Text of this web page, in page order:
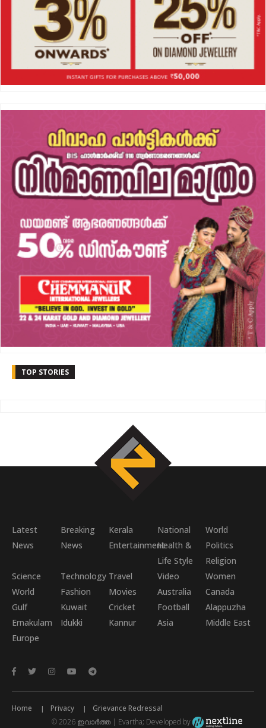
TOP STORIES
Latest
News
Breaking
News
Kerala National
World
EntertainmentHealth &
Life Style
Politics
Religion
Science
World
Technology Travel Video
Women
Fashion
Movies Australia
Canada
Gulf
Kuwait Cricket Football
Alappuzha
Ernakulam
Idukki Kannur Asia
Middle East
Europe
Home Privacy
Grievance Redressal
© 2026 ഇവാർത്ത | Evartha; Developed by